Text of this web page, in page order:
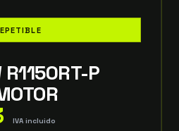
P
IVA incluido